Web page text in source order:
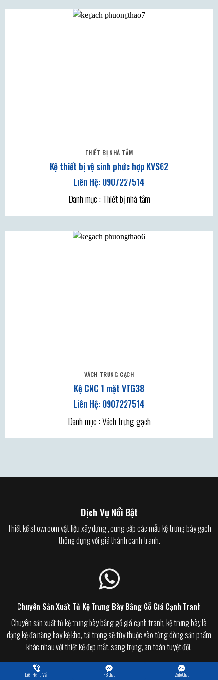
THIẾT BỊ NHÀ TẮM
Kệ thiết bị vệ sinh phức hợp KVS62
Danh mục : Thiết bị nhà tắm
VÁCH TRƯNG GẠCH
Kệ CNC 1 mặt VTG38
Danh mục : Vách trưng gạch
Dịch Vụ Nổi Bật
Thiết kế showroom vật liệu xây dựng , cung cấp các mẫu kệ trưng bày gạch
thông dụng với giá thành canh tranh.
Chuyên Sản Xuất Tủ Kệ Trưng Bày Bằng Gỗ Giá Cạnh Tranh
Chuyên sản xuất tủ kệ trưng bày bằng gỗ giá cạnh tranh, kệ trưng bày là
dạng kệ đa năng hay kệ kho, tải trọng sẽ tùy thuộc vào từng dòng sản phẩm
khác nhau với thiết kế đẹp mắt, sang trọng, an toàn tuyệt đối.
Liên Hệ Tu Vấn FB Chat Zalo Chat